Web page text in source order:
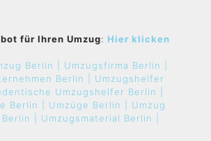
für Ihren Umzug: Hier klicken
Berlin |
Umzugsfirma Berlin |
Berlin | Umzugshelfer
Umzugshelfer Berlin |
Berlin | Umzüge Berlin | Umzug
| Umzugsmaterial Berlin |